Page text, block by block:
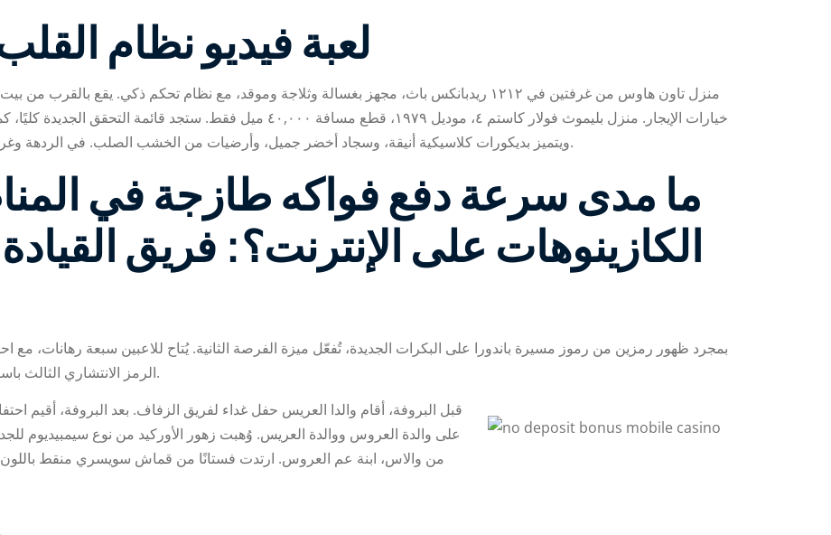
لعبة فيديو نظام
منزل تاون هاوس من غرفتين في ١٢١٢ ريدبانكس باث، مجهز بغسالة وثلاجة وموقد، مع نظام تحكم ذكي. يقع
خيارات الإيجار. منزل بليموث فولار كاستم ٤، موديل ١٩٧٩، قطع مسافة ٤٠,٠٠٠
ويتميز بديكورات كلاسيكية أنيقة، وسجاد أخضر جميل، وأرضيات من الخشب الصلب. في الردهة وغرفة الطعام، ستشعر براحة أكبر بفضل رحابة منزلك.
ما مدى سرعة دفع فواكه طازجة في
الكازينوهات على الإنترنت؟: فريق
بمجرد ظهور رمزين من رموز مسيرة باندورا على البكرات الجديدة، تُفعّل ميزة الفرصة الثانية. يُتاح للاعبين سبعة رهانات، مع
الرمز الانتشاري الثالث باستمرار دورات مجانية بنسبة 100% أو مكافأة سريعة.
قبل البروفة، أقام والدا العريس حفل غداء لفريق الزفاف. بعد البروفة، أقيم
على والدة العروس ووالدة العريس. وُهبت زهور الأوركيد من نوع سيمبيديوم
من والاس، ابنة عم العروس. ارتدت فستانًا من قماش سويسري منقط باللون